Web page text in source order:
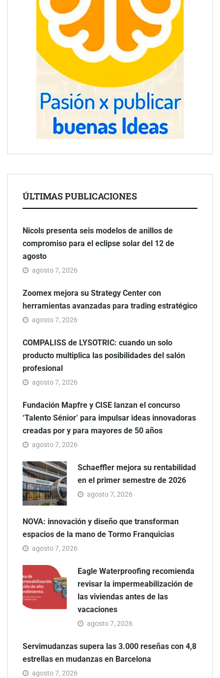
ÚLTIMAS PUBLICACIONES
Nicols presenta seis modelos de anillos de
compromiso para el eclipse solar del 12 de
agosto
agosto 7, 2026
Zoomex mejora su Strategy Center con
herramientas avanzadas para trading estratégico
agosto 7, 2026
COMPALISS de LYSOTRIC: cuando un solo
producto multiplica las posibilidades del salón
profesional
agosto 7, 2026
Fundación Mapfre y CISE lanzan el concurso
‘Talento Sénior’ para impulsar ideas innovadoras
creadas por y para mayores de 50 años
agosto 7, 2026
Schaeffler mejora su rentabilidad
en el primer semestre de 2026
agosto 7, 2026
NOVA: innovación y diseño que transforman
espacios de la mano de Tormo Franquicias
agosto 7, 2026
Eagle Waterproofing recomienda
revisar la impermeabilización de
las viviendas antes de las
vacaciones
agosto 7, 2026
Servimudanzas supera las 3.000 reseñas con 4,8
estrellas en mudanzas en Barcelona
agosto 7, 2026